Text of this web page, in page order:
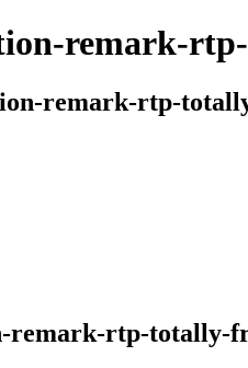
remark-
remark-rtp-
remark-rtp-totally-